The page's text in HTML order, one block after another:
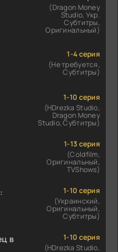
(Dragon Money
Studio, Укр.
Субтитры,
Оригинальный)
1-4 серия
(Не требуется,
Субтитры)
1-10 серия
(HDrezka Studio,
Dragon Money
Studio, Субтитры)
1-13 серия
(Coldfilm,
Оригинальный,
TVShows)
1-10 серия
(Украинский,
Оригинальный,
Субтитры)
в
1-10 серия
(HDrezka Studio,